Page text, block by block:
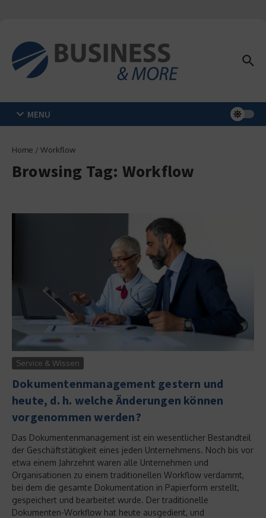
MENU
Home / Workflow
Browsing Tag: Workflow
Service & Wissen
Dokumentenmanagement gestern und
heute, d. h. welche Änderungen können
vorgenommen werden?
Das Dokumentenmanagement ist ein wesentlicher Bestandteil
der Geschäftstätigkeit eines jeden Unternehmens. Noch bis vor
etwa einem Jahrzehnt waren alle Unternehmen und
Organisationen zu einem traditionellen Workflow verdammt,
bei dem die gesamte Dokumentation in Papierform erstellt,
gespeichert und bearbeitet wurde. Der traditionelle
Dokumenten-Workflow hat heute ausgedient, und